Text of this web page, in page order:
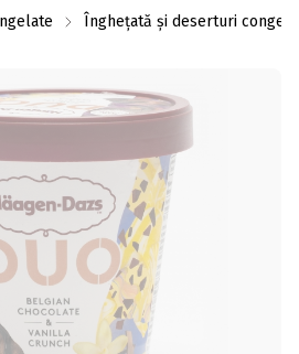
Înghețată și deserturi